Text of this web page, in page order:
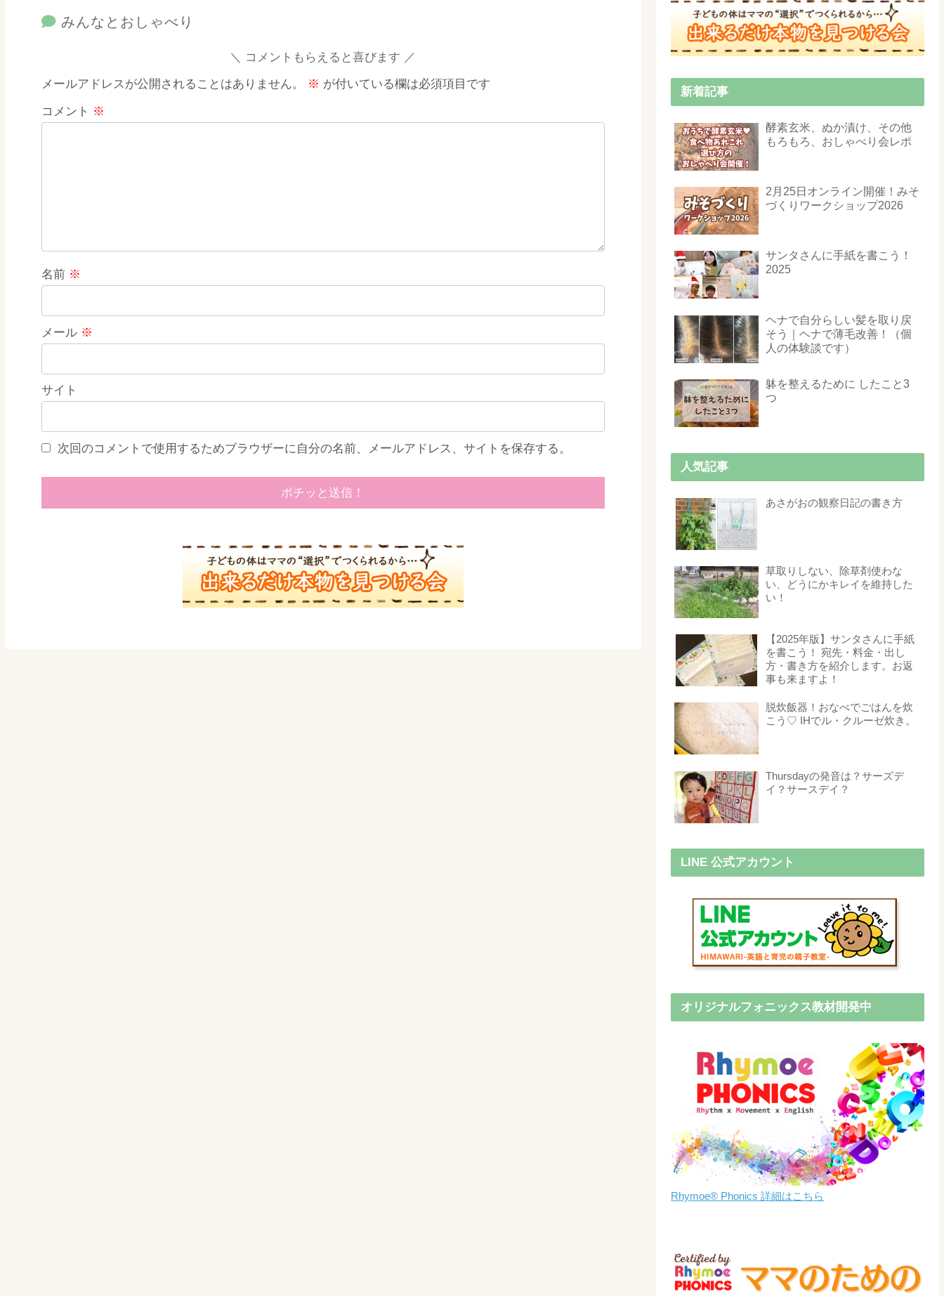
みんなとおしゃべり
コメントもらえると喜びます
メールアドレスが公開されることはありません。 ※ が付いている欄は必須項目です
コメント ※
名前 ※
メール ※
サイト
次回のコメントで使用するためブラウザーに自分の名前、メールアドレス、サイトを保存する。
新着記事
酵素玄米、ぬか漬け、その他
もろもろ、おしゃべり会レポ
2月25日オンライン開催！みそ
づくりワークショップ2026
サンタさんに手紙を書こう！
2025
ヘナで自分らしい髪を取り戻
そう｜ヘナで薄毛改善！（個
人の体験談です）
躰を整えるために したこと3
つ
人気記事
あさがおの観察日記の書き方
草取りしない、除草剤使わな
い、どうにかキレイを維持した
い！
【2025年版】サンタさんに手紙
を書こう！ 宛先・料金・出し
方・書き方を紹介します。お返
事も来ますよ！
脱炊飯器！おなべでごはんを炊
こう♡ IHでル・クルーゼ炊き。
Thursdayの発音は？サーズデ
イ？サースデイ？
LINE 公式アカウント
オリジナルフォニックス教材開発中
Rhymoe® Phonics 詳細はこちら